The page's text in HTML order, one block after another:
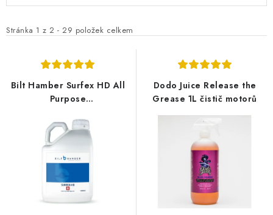
Podmínky ochrany osobních údajů
Mapa serveru
i
r
Stránka 1 z 2 - 29 položek celkem
e
p
Bilt Hamber Surfex HD All
Purpose
univerzální čistič
Dodo Juice Release the
Grease 1L čistič motorů